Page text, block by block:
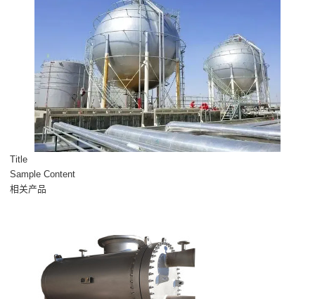
Title
Sample Content
相关产品